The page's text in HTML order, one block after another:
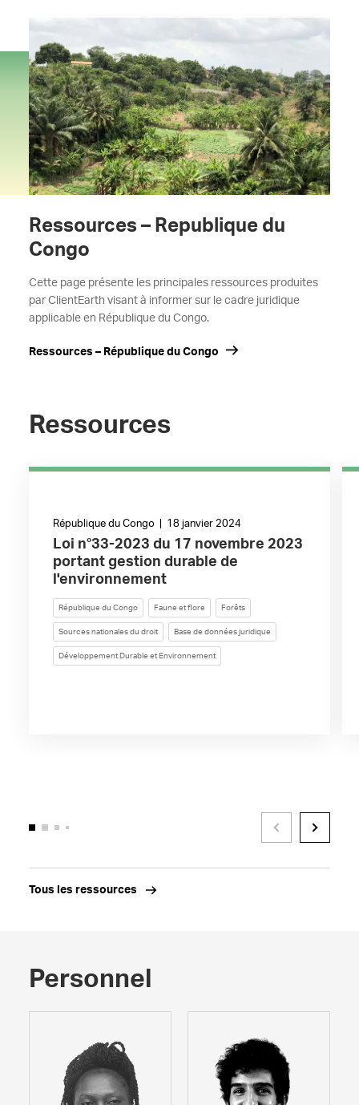
Ressources – Republique du
Congo
Cette page présente les principales ressources produites
par ClientEarth visant à informer sur le cadre juridique
applicable en République du Congo.
Ressources – République du Congo
Ressources
République du Congo | 18 janvier 2024
Loi n°33-2023 du 17 novembre 2023
portant gestion durable de
l'environnement
République du Congo Faune et flore Forêts
Sources nationales du droit Base de données juridique
Développement Durable et Environnement
Tous les ressources
Personnel